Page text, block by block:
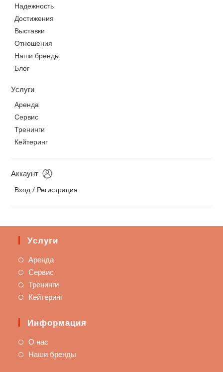
Надежность
Достижения
Выставки
Отношения
Наши бренды
Блог
Услуги
Аренда
Сервис
Тренинги
Кейтеринг
Аккаунт
Вход / Регистрация
Услуги
Аренда
Сервис
Тренинги
Кейтеринг
Информация
О нас
Наши бренды